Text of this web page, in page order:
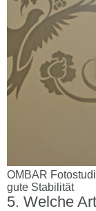
OMBAR
gute Stabilität
Welche